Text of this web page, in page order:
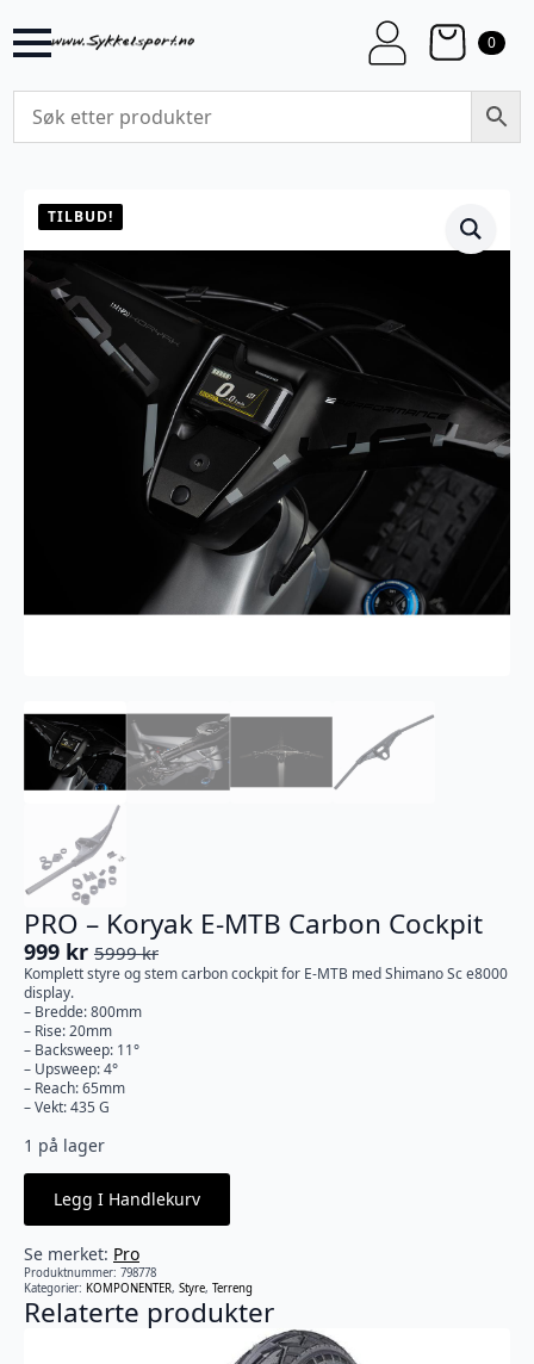
0
TILBUD!
PRO – Koryak E-MTB Carbon Cockpit
5999kr
Opprinnelig
pris
var:
5999 kr.
999 kr
Nåværende
pris
er:
999 kr.
Komplett styre og stem carbon cockpit for E-MTB med Shimano Sc e8000
display.
– Bredde: 800mm
– Rise: 20mm
– Backsweep: 11°
– Upsweep: 4°
– Reach: 65mm
– Vekt: 435 G
1 på lager
Legg I Handlekurv
Se merket: Pro
Produktnummer: 798778
Kategorier: KOMPONENTER, Styre, Terreng
Relaterte produkter